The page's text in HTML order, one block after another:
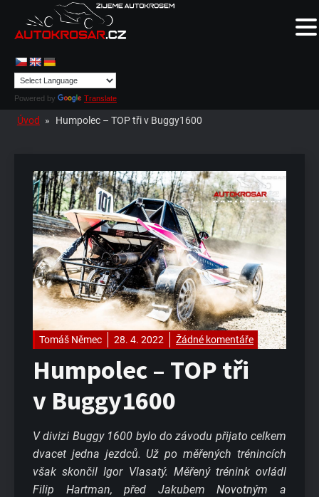
Powered by Translate
Úvod » Humpolec – TOP tři v Buggy1600
Tomáš Němec 28. 4. 2022 Žádné komentáře
Humpolec – TOP tři
v Buggy1600
V divizi Buggy 1600 bylo do závodu přijato celkem
dvacet jedna jezdců. Už po měřených trénincích
však skončil Igor Vlasatý. Měřený trénink ovládl
Filip Hartman, před Jakubem Novotným a